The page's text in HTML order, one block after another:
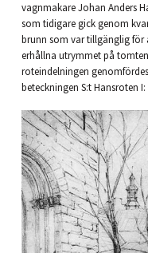
vagnmakare Johan Anders
som tidigare gick genom
brunn som var tillgänglig för
erhållna utrymmet på
roteindelningen
beteckningen S:t Hansroten I: